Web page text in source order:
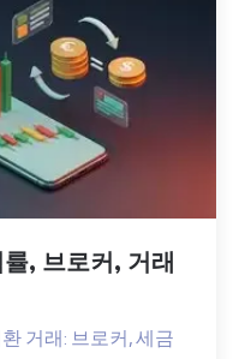
, 브로커, 거래
거래: 브로커, 세금